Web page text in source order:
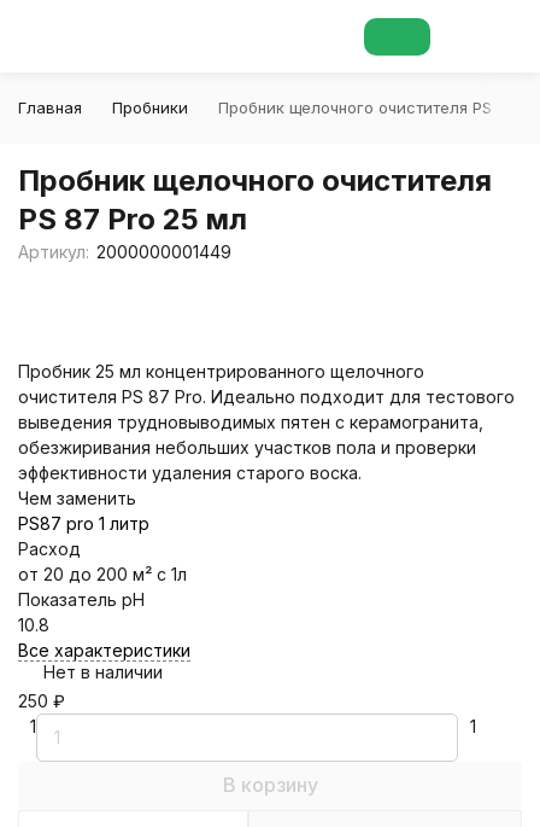
Главная Пробники Пробник щелочного очистителя PS 87
Пробник щелочного очистителя
PS 87 Pro 25 мл
Артикул: 2000000001449
Пробник 25 мл концентрированного щелочного
очистителя PS 87 Pro. Идеально подходит для тестового
выведения трудновыводимых пятен с керамогранита,
обезжиривания небольших участков пола и проверки
эффективности удаления старого воска.
Чем заменить
PS87 pro 1 литр
Расход
от 20 до 200 м² с 1л
Показатель pH
10.8
Все характеристики
Нет в наличии
250 ₽
1
1
В корзину